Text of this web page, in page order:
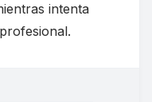
intenta